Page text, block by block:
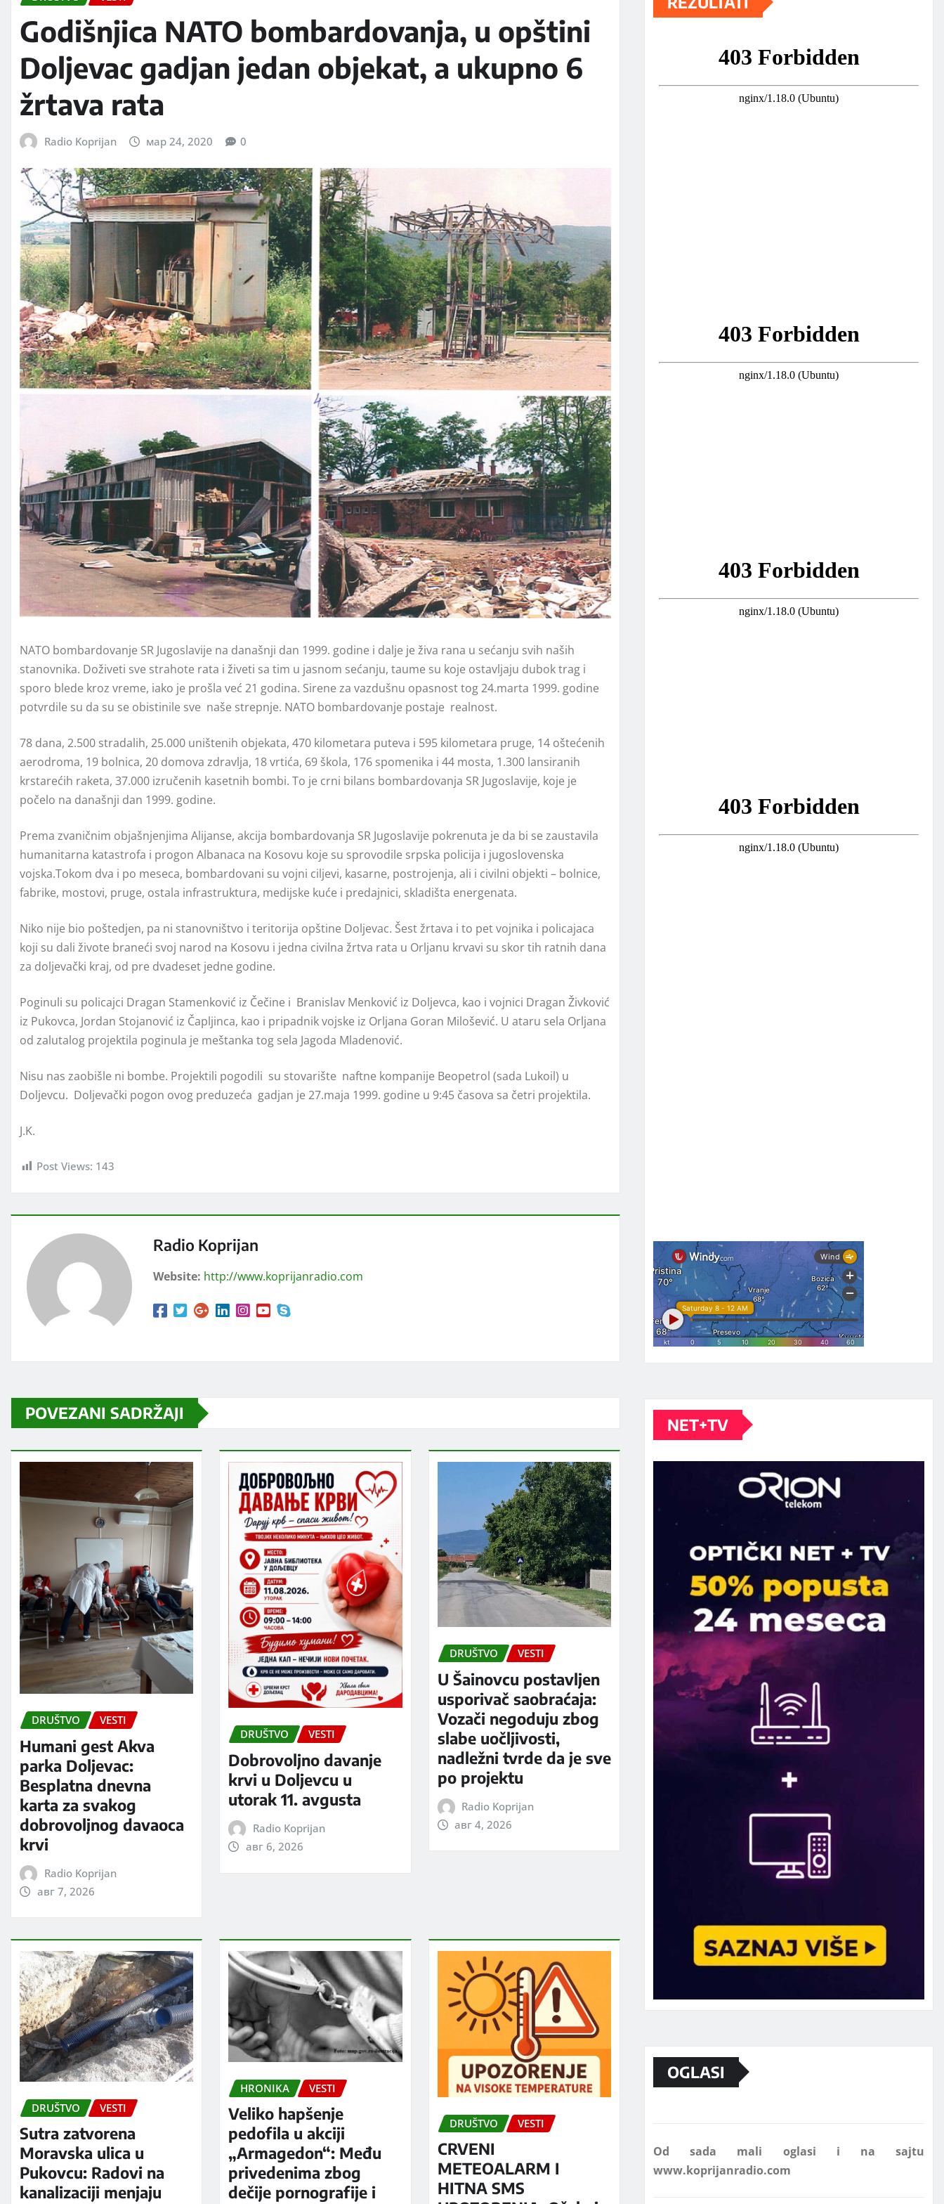
Godišnjica NATO bombardovanja, u opštini
Doljevac gadjan jedan objekat, a ukupno 6
žrtava rata
Radio Koprijan мар 24, 2020 0
NATO bombardovanje SR Jugoslavije na današnji dan 1999. godine i dalje je živa rana u sećanju svih naših
stanovnika. Doživeti sve strahote rata i živeti sa tim u jasnom sećanju, taume su koje ostavljaju dubok trag i
sporo blede kroz vreme, iako je prošla već 21 godina. Sirene za vazdušnu opasnost tog 24.marta 1999. godine
potvrdile su da su se obistinile sve naše strepnje. NATO bombardovanje postaje realnost.
78 dana, 2.500 stradalih, 25.000 uništenih objekata, 470 kilometara puteva i 595 kilometara pruge, 14 oštećenih
aerodroma, 19 bolnica, 20 domova zdravlja, 18 vrtića, 69 škola, 176 spomenika i 44 mosta, 1.300 lansiranih
krstarećih raketa, 37.000 izručenih kasetnih bombi. To je crni bilans bombardovanja SR Jugoslavije, koje je
počelo na današnji dan 1999. godine.
Prema zvaničnim objašnjenjima Alijanse, akcija bombardovanja SR Jugoslavije pokrenuta je da bi se zaustavila
humanitarna katastrofa i progon Albanaca na Kosovu koje su sprovodile srpska policija i jugoslovenska
vojska.Tokom dva i po meseca, bombardovani su vojni ciljevi, kasarne, postrojenja, ali i civilni objekti – bolnice,
fabrike, mostovi, pruge, ostala infrastruktura, medijske kuće i predajnici, skladišta energenata.
Niko nije bio poštedjen, pa ni stanovništvo i teritorija opštine Doljevac. Šest žrtava i to pet vojnika i policajaca
koji su dali živote braneći svoj narod na Kosovu i jedna civilna žrtva rata u Orljanu krvavi su skor tih ratnih dana
za doljevački kraj, od pre dvadeset jedne godine.
Poginuli su policajci Dragan Stamenković iz Čečine i Branislav Menković iz Doljevca, kao i vojnici Dragan Živković
iz Pukovca, Jordan Stojanović iz Čapljinca, kao i pripadnik vojske iz Orljana Goran Milošević. U ataru sela Orljana
od zalutalog projektila poginula je meštanka tog sela Jagoda Mladenović.
Nisu nas zaobišle ni bombe. Projektili pogodili su stovarište naftne kompanije Beopetrol (sada Lukoil) u
Doljevcu. Doljevački pogon ovog preduzeća gadjan je 27.maja 1999. godine u 9:45 časova sa četri projektila.
J.K.
Post Views: 143
Radio Koprijan
Website: http://www.koprijanradio.com
POVEZANI SADRŽAJI
DRUŠTVO VESTI
Humani gest Akva
parka Doljevac:
Besplatna dnevna
karta za svakog
dobrovoljnog davaoca
krvi
Radio Koprijan
авг 7, 2026
DRUŠTVO VESTI
Dobrovoljno davanje
krvi u Doljevcu u
utorak 11. avgusta
Radio Koprijan
авг 6, 2026
DRUŠTVO VESTI
U Šainovcu postavljen
usporivač saobraćaja:
Vozači negoduju zbog
slabe uočljivosti,
nadležni tvrde da je sve
po projektu
Radio Koprijan
авг 4, 2026
DRUŠTVO VESTI
Sutra zatvorena
Moravska ulica u
Pukovcu: Radovi na
kanalizaciji menjaju
HRONIKA VESTI
Veliko hapšenje
pedofila u akciji
„Armagedon“: Među
privedenima zbog
dečije pornografije i
DRUŠTVO VESTI
CRVENI
METEOALARM I
HITNA SMS
NET+TV
OGLASI
Marketing telefon 062 463 002